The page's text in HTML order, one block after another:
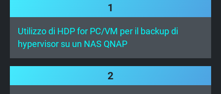
1
Utilizzo di HDP for PC/VM per il backup di
hypervisor su un NAS QNAP
2